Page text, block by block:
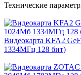
Технические
Видеокарта KFA2
1334МГц 128 бит)